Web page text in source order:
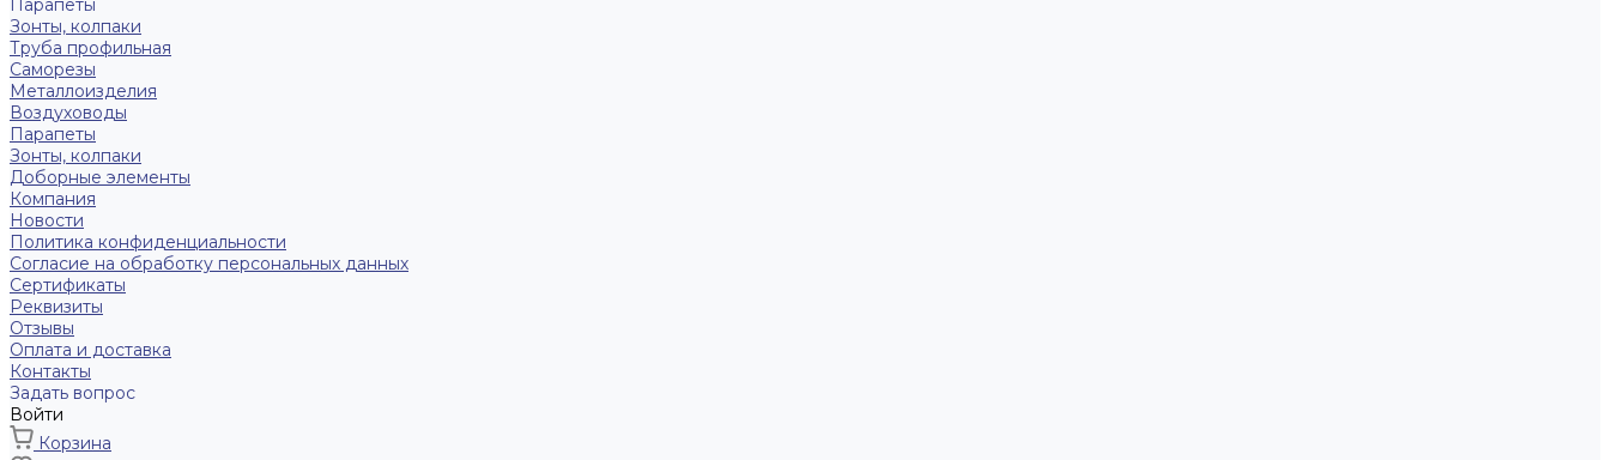
Парапеты
Зонты, колпаки
Труба профильная
Саморезы
Металлоизделия
Воздуховоды
Парапеты
Зонты, колпаки
Доборные элементы
Компания
Новости
Политика конфиденциальности
Согласие на обработку персональных данных
Сертификаты
Реквизиты
Отзывы
Оплата и доставка
Контакты
Задать вопрос
Войти
Корзина